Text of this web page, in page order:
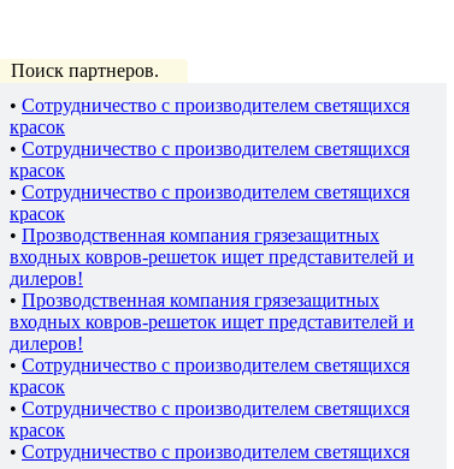
Поиск партнеров.
• Сотрудничество с производителем светящихся
красок
• Сотрудничество с производителем светящихся
красок
• Сотрудничество с производителем светящихся
красок
• Прозводственная компания грязезащитных
входных ковров-решеток ищет представителей и
дилеров!
• Прозводственная компания грязезащитных
входных ковров-решеток ищет представителей и
дилеров!
• Сотрудничество с производителем светящихся
красок
• Сотрудничество с производителем светящихся
красок
• Сотрудничество с производителем светящихся